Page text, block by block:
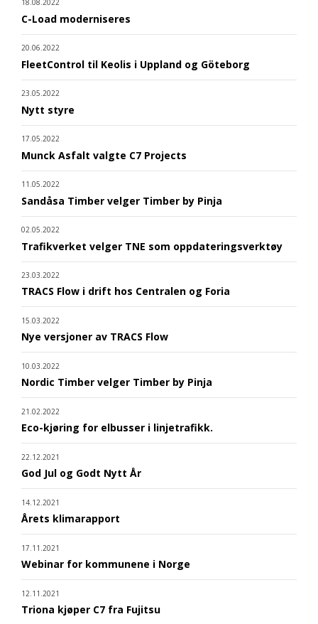
18.08.2022
C-Load moderniseres
20.06.2022
FleetControl til Keolis i Uppland og Göteborg
23.05.2022
Nytt styre
17.05.2022
Munck Asfalt valgte C7 Projects
11.05.2022
Sandåsa Timber velger Timber by Pinja
02.05.2022
Trafikverket velger TNE som oppdateringsverktøy
23.03.2022
TRACS Flow i drift hos Centralen og Foria
15.03.2022
Nye versjoner av TRACS Flow
10.03.2022
Nordic Timber velger Timber by Pinja
21.02.2022
Eco-kjøring for elbusser i linjetrafikk.
22.12.2021
God Jul og Godt Nytt År
14.12.2021
Årets klimarapport
17.11.2021
Webinar for kommunene i Norge
12.11.2021
Triona kjøper C7 fra Fujitsu